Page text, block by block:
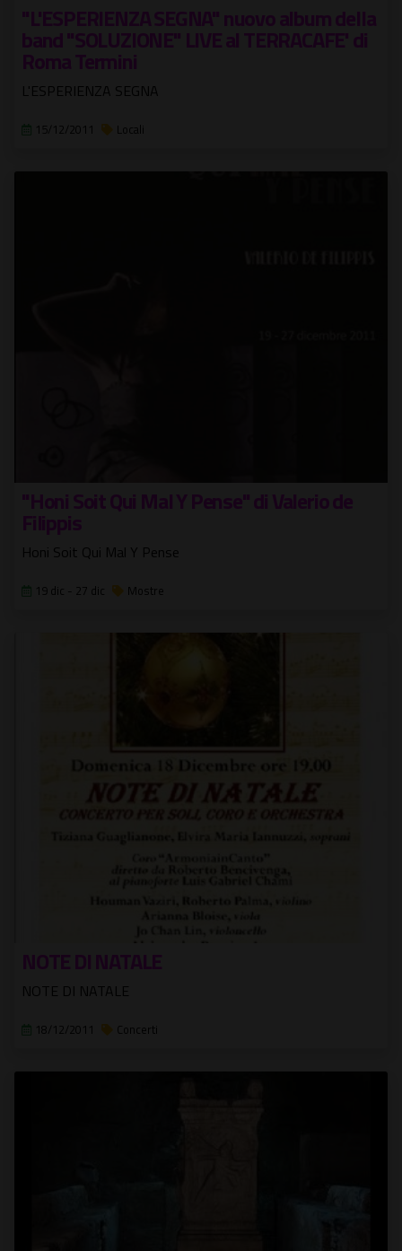
"L'ESPERIENZA SEGNA" nuovo album della
band "SOLUZIONE" LIVE al TERRACAFE' di
Roma Termini
L'ESPERIENZA SEGNA
15/12/2011 Locali
"Honi Soit Qui Mal Y Pense" di Valerio de
Filippis
Honi Soit Qui Mal Y Pense
19 dic - 27 dic Mostre
NOTE DI NATALE
NOTE DI NATALE
18/12/2011 Concerti